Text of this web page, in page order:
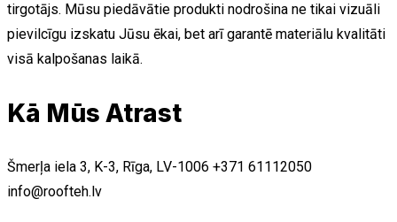
tirgotājs. Mūsu piedāvātie produkti nodrošina ne tikai vizuāli
pievilcīgu izskatu Jūsu ēkai, bet arī garantē materiālu kvalitāti
visā kalpošanas laikā.
Kā Mūs Atrast
Šmerļa iela 3, K-3, Rīga, LV-1006 +371 61112050
info@roofteh.lv